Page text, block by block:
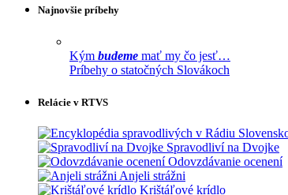
Najnovšie príbehy
Kým budeme mať my čo jesť…
Príbehy o statočných Slovákoch
Relácie v RTVS
Spravodliví na Dvojke
Odovzdávanie ocenení
Anjeli strážni
Krištáľové krídlo